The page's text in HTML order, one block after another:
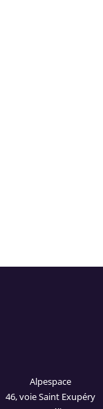
Alpespace
46, voie Saint Exupéry